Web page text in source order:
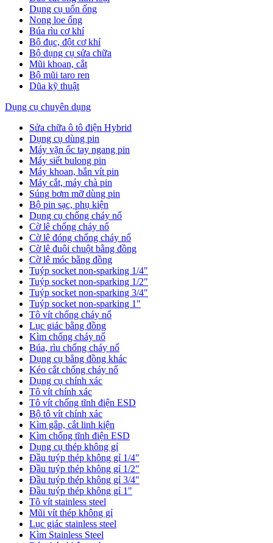
Dụng cụ uốn ống
Nong loe ống
Búa rìu cơ khí
Bộ đục, đột cơ khí
Bộ dụng cụ sửa chữa
Mũi khoan, cắt
Bộ mũi taro ren
Dũa kỹ thuật
Dụng cụ chuyên dụng
Sửa chữa ô tô điện Hybrid
Dụng cụ dùng pin
Máy vặn ốc tay ngang pin
Máy siết bulong pin
Máy khoan, bắn vít pin
Máy cắt, máy chà pin
Súng bơm mỡ dùng pin
Bộ pin sạc, phụ kiện
Dụng cụ chống cháy nổ
Cờ lê chống cháy nổ
Cờ lê đóng chống cháy nổ
Cờ lê đuôi chuột bằng đồng
Cờ lê móc bằng đồng
Tuýp socket non-sparking 1/4"
Tuýp socket non-sparking 1/2"
Tuýp socket non-sparking 3/4"
Tuýp socket non-sparking 1"
Tô vít chống cháy nổ
Lục giác bằng đồng
Kìm chống cháy nổ
Búa, rìu chống cháy nổ
Dụng cụ bẳng đồng khác
Kéo cắt chống cháy nổ
Dụng cụ chính xác
Tô vít chính xác
Tô vít chống tĩnh điện ESD
Bộ tô vít chính xác
Kìm gắp, cắt linh kiện
Kìm chống tĩnh điện ESD
Dụng cụ thép không gỉ
Đầu tuýp thép không gỉ 1/4"
Đầu tuýp thép không gỉ 1/2"
Đầu tuýp thép không gỉ 3/4"
Đầu tuýp thép không gỉ 1"
Tô vít stainless steel
Mũi vít thép không gỉ
Lục giác stainless steel
Kìm Stainless Steel